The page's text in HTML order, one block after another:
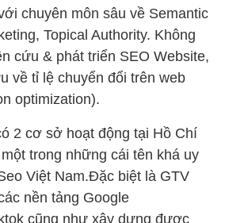
chuyên môn sâu về Semantic
Topical Authority. Không
cứu & phát triển SEO Website,
về tỉ lệ chuyển đổi trên web
optimization).
2 cơ sở hoạt động tại Hồ Chí
trong những cái tên khá uy
Việt Nam.Đặc biệt là GTV
nền tảng Google
cũng như xây dựng được